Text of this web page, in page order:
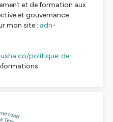
et de formation aux
et gouvernance
mon site : adn-
politique-de-